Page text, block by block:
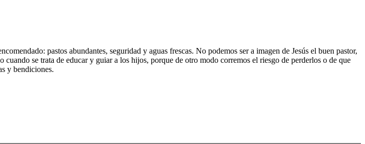
pastos abundantes, seguridad y aguas frescas. No podemos ser a imagen de Jesús el buen pastor,
se trata de educar y guiar a los hijos, porque de otro modo corremos el riesgo de perderlos o de que
y bendiciones.